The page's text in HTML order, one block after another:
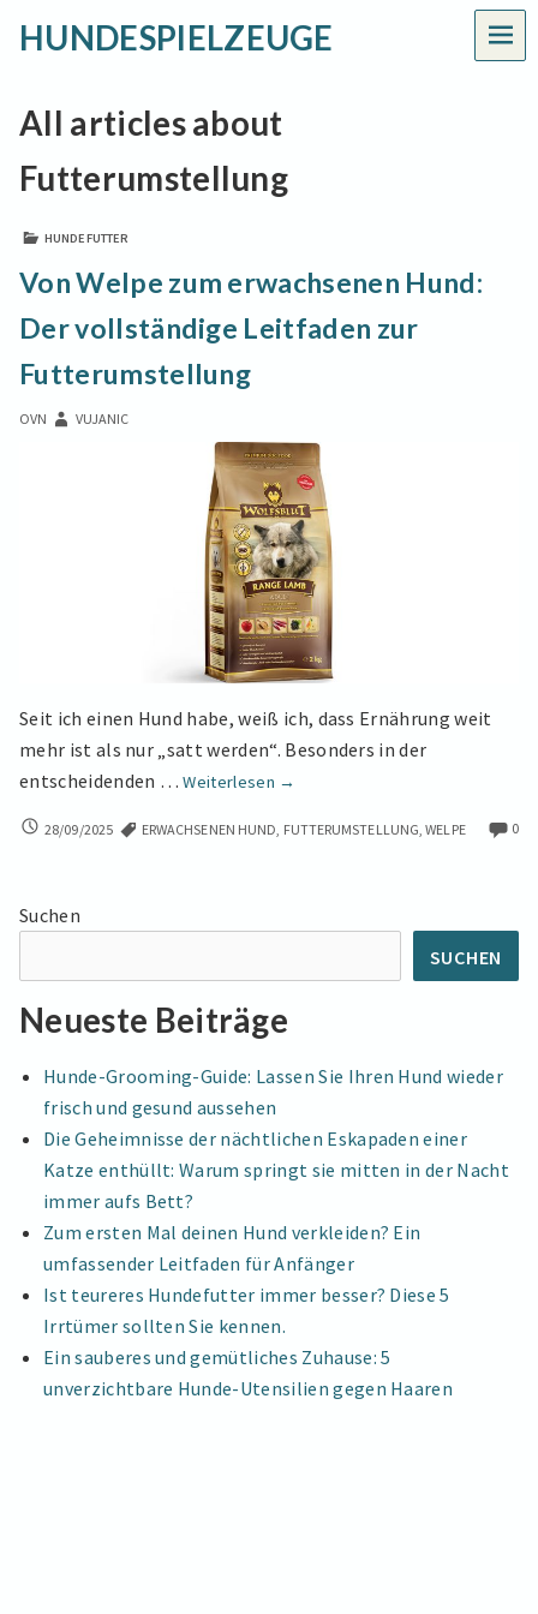
HUNDESPIELZEUGE
All articles about
Futterumstellung
HUNDEFUTTER
Von Welpe zum erwachsenen Hund:
Der vollständige Leitfaden zur
Futterumstellung
OVN VUJANIC
Seit ich einen Hund habe, weiß ich, dass Ernährung weit
mehr ist als nur „satt werden“. Besonders in der
entscheidenden …Weiterlesen
Von
zum
Leitfaden
Futterumstellung
→
VON
HUND:
ZUR
28/09/2025 ERWACHSENEN HUND, FUTTERUMSTELLUNG,WELPE 0
Suchen
SUCHEN
Neueste Beiträge
Hunde-Grooming-Guide: Lassen Sie Ihren Hund wieder
frisch und gesund aussehen
Die Geheimnisse der nächtlichen Eskapaden einer
Katze enthüllt: Warum springt sie mitten in der Nacht
immer aufs Bett?
Zum ersten Mal deinen Hund verkleiden? Ein
umfassender Leitfaden für Anfänger
Ist teureres Hundefutter immer besser? Diese 5
Irrtümer sollten Sie kennen.
Ein sauberes und gemütliches Zuhause: 5
unverzichtbare Hunde-Utensilien gegen Haaren